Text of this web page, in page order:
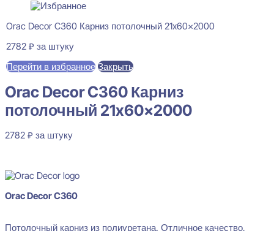
Orac Decor C360 Карниз потолочный 21x60x2000
2782 ₽ за штуку
Перейти в избранное Закрыть
Orac Decor C360 Карниз
потолочный 21x60x2000
2782 ₽ за штуку
Orac Decor C360
Потолочный карниз из полиуретана. Отличное качество,